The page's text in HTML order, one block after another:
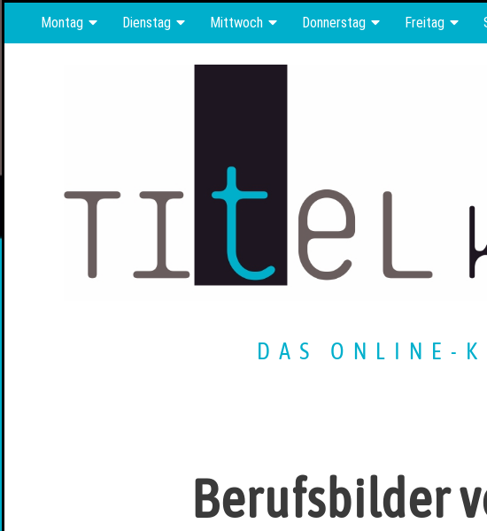
Montag Dienstag Mittwoch Donnerstag Freitag
DAS ONLINE-
Berufsbilder